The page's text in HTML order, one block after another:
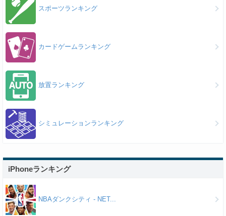
スポーツランキング
カードゲームランキング
放置ランキング
シミュレーションランキング
iPhoneランキング
NBAダンクシティ - NET...